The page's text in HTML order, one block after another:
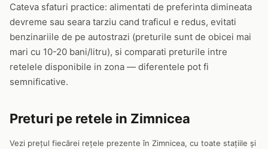
Cateva sfaturi practice: alimentati de preferinta dimineata
devreme sau seara tarziu cand traficul e redus, evitati
benzinariile de pe autostrazi (preturile sunt de obicei mai
mari cu 10-20 bani/litru), si comparati preturile intre
retelele disponibile in zona — diferentele pot fi
semnificative.
Preturi pe retele in Zimnicea
Vezi prețul fiecărei rețele prezente în Zimnicea, cu toate stațiile și